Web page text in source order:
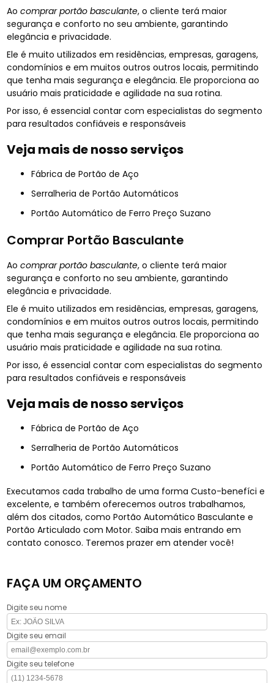
Aocomprar portão basculante, o cliente terá maior
segurança e conforto no seu ambiente, garantindo
elegância e privacidade.
Ele é muito utilizados em residências, empresas, garagens,
condomínios e em muitos outros outros locais, permitindo
que tenha mais segurança e elegância. Ele proporciona ao
usuário mais praticidade e agilidade na sua rotina.
Por isso, é essencial contar com especialistas do segmento
para resultados confiáveis e responsáveis
Veja mais de nosso serviços
Fábrica de Portão de Aço
Serralheria de Portão Automáticos
Portão Automático de Ferro Preço Suzano
Comprar Portão Basculante
Aocomprar portão basculante, o cliente terá maior
segurança e conforto no seu ambiente, garantindo
elegância e privacidade.
Ele é muito utilizados em residências, empresas, garagens,
condomínios e em muitos outros outros locais, permitindo
que tenha mais segurança e elegância. Ele proporciona ao
usuário mais praticidade e agilidade na sua rotina.
Por isso, é essencial contar com especialistas do segmento
para resultados confiáveis e responsáveis
Veja mais de nosso serviços
Fábrica de Portão de Aço
Serralheria de Portão Automáticos
Portão Automático de Ferro Preço Suzano
Executamos cada trabalho de uma forma Custo-benefíci e
excelente, e também oferecemos outros trabalhamos,
além dos citados, como Portão Automático Basculante e
Portão Articulado com Motor. Saiba mais entrando em
contato conosco. Teremos prazer em atender você!
FAÇA UM ORÇAMENTO
Digite seu nome
Digite seu email
Digite seu telefone